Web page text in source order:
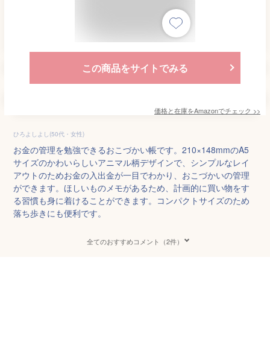
この商品をサイトでみる
価格と在庫をAmazonでチェック >>
ひろよしよし(50代・女性)
お金の管理を勉強できるおこづかい帳です。210×148mmのA5
サイズのかわいらしいアニマル柄デザインで、シンプルなレイ
アウトのためお金の入出金が一目でわかり、おこづかいの管理
ができます。ほしいものメモがあるため、計画的に買い物をす
る習慣も身に着けることができます。コンパクトサイズのため
落ち歩きにも便利です。
全てのおすすめコメント（2件）